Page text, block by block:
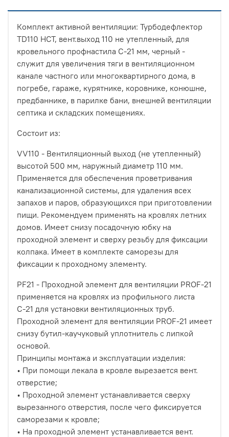
Комплект активной вентиляции: Турбодефлектор
TD110 НСТ, вент.выход 110 не утепленный, для
кровельного профнастила С-21 мм, черный -
служит для увеличения тяги в вентиляционном
канале частного или многоквартирного дома, в
погребе, гараже, курятнике, коровнике, конюшне,
предбаннике, в парилке бани, внешней вентиляции
септика и складских помещениях.
Состоит из:
VV110 - Вентиляционный выход (не утепленный)
высотой 500 мм, наружный диаметр 110 мм.
Применяется для обеспечения проветривания
канализационной системы, для удаления всех
запахов и паров, образующихся при приготовлении
пищи. Рекомендуем применять на кровлях летних
домов. Имеет снизу посадочную юбку на
проходной элемент и сверху резьбу для фиксации
колпака. Имеет в комплекте саморезы для
фиксации к проходному элементу.
PF21 - Проходной элемент для вентиляции PROF-21
применяется на кровлях из профильного листа
С-21 для установки вентиляционных труб.
Проходной элемент для вентиляции PROF-21 имеет
снизу бутил-каучуковый уплотнитель с липкой
основой.
Принципы монтажа и эксплуатации изделия:
• При помощи лекала в кровле вырезается вент.
отверстие;
• Проходной элемент устанавливается сверху
вырезанного отверстия, после чего фиксируется
саморезами к кровле;
• На проходной элемент устанавливается вент.